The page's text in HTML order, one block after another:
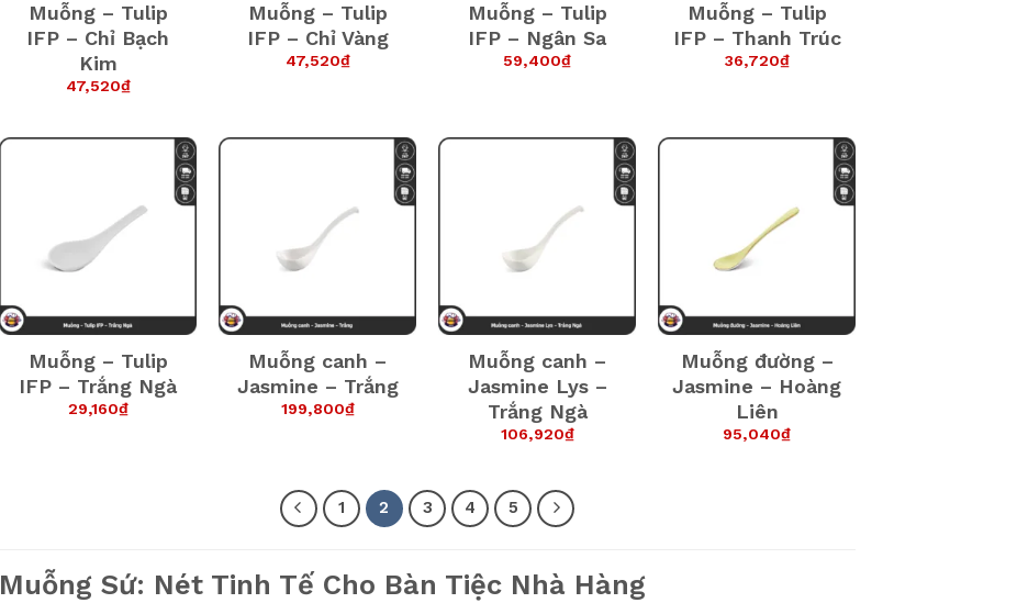
Muỗng – Tulip
IFP – Chỉ Bạch
Kim
47,520₫
Muỗng – Tulip
IFP – Chỉ Vàng
47,520₫
Muỗng – Tulip
IFP – Ngân Sa
59,400₫
Muỗng – Tulip
IFP – Thanh Trúc
36,720₫
Muỗng – Tulip
IFP – Trắng Ngà
29,160₫
Muỗng canh –
Jasmine – Trắng
199,800₫
Muỗng canh –
Jasmine Lys –
Trắng Ngà
106,920₫
Muỗng đường –
Jasmine – Hoàng
Liên
95,040₫
1 2 3 4 5
Muỗng Sứ: Nét Tinh Tế Cho Bàn Tiệc Nhà Hàng